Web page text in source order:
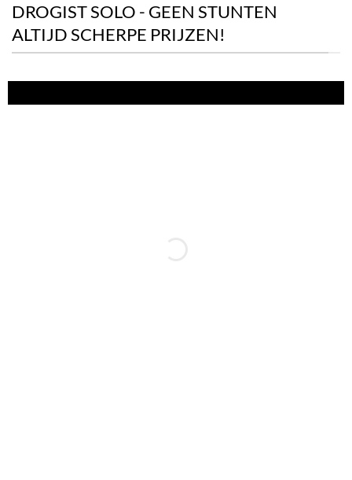
DROGIST SOLO - GEEN STUNTEN
ALTIJD SCHERPE PRIJZEN!